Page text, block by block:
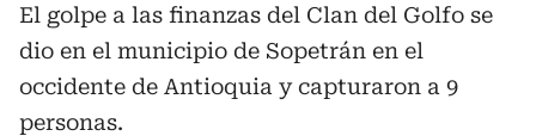
El golpe a las finanzas del Clan del Golfo se
dio en el municipio de Sopetrán en el
occidente de Antioquia y capturaron a 9
personas.